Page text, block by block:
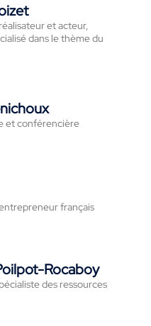
et acteur,
dans le thème du
et conférencière
français
Rocaboy
des ressources